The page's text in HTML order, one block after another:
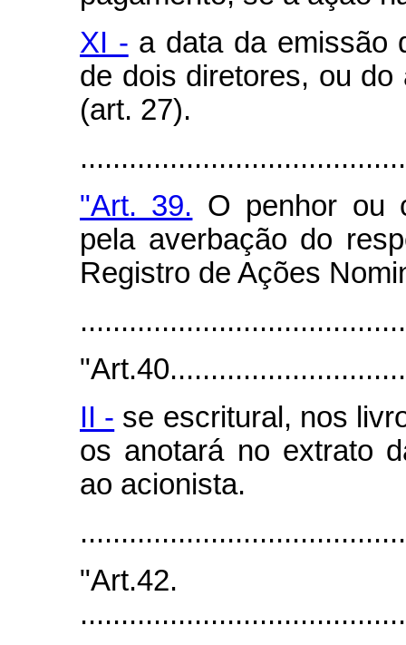
XI - a data da emissão
de dois diretores, ou
(art. 27).
"Art. 39. O penhor ou
pela averbação do
Registro de Ações
II - se escritural, nos
os anotará no extrato
ao acionista.
"Art.42.